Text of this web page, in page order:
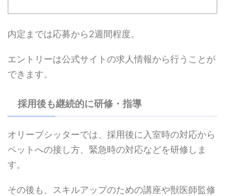
内定までは応募から2週間程度。
エントリーは公式サイトの求人情報から行うことが
できます。
採用後も継続的に研修・指導
オリーブシッターでは、採用後に入室時の対応から
ペットへの接し方、緊急時の対応などを研修しま
す。
その後も、スキルアップのための講座や獣医師監修